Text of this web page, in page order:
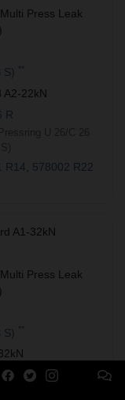
Press Leak
S)
A2-22kN
R
R14
578002 R22
A1-32kN
Press Leak
S)
R